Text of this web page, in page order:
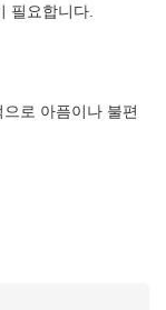
필요합니다.
로 아픔이나 불편